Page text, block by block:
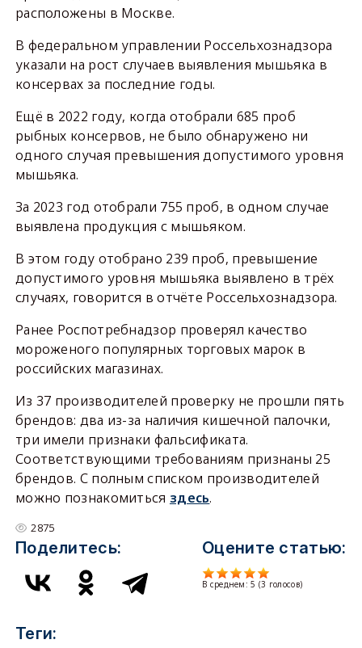
расположены в Москве.
В федеральном управлении Россельхознадзора
указали на рост случаев выявления мышьяка в
консервах за последние годы.
Ещё в 2022 году, когда отобрали 685 проб
рыбных консервов, не было обнаружено ни
одного случая превышения допустимого уровня
мышьяка.
За 2023 год отобрали 755 проб, в одном случае
выявлена продукция с мышьяком.
В этом году отобрано 239 проб, превышение
допустимого уровня мышьяка выявлено в трёх
случаях, говорится в отчёте Россельхознадзора.
Ранее Роспотребнадзор проверял качество
мороженого популярных торговых марок в
российских магазинах.
Из 37 производителей проверку не прошли пять
брендов: два из-за наличия кишечной палочки,
три имели признаки фальсификата.
Соответствующими требованиям признаны 25
брендов. С полным списком производителей
можно познакомиться здесь.
2875
Поделитесь: Оцените статью:
В среднем:5 (3 голосов)
Теги: